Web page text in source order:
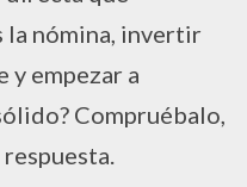
la nómina, invertir
y empezar a
Compruébalo,